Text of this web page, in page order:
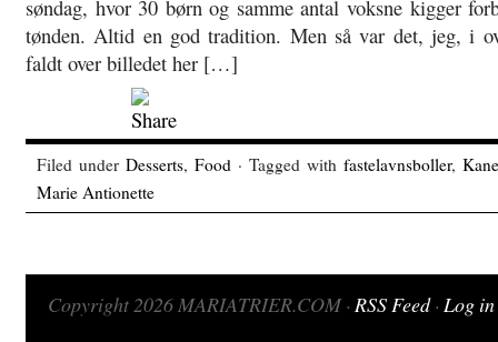
søndag, hvor 30 børn og samme antal voksne kigger
tønden. Altid en god tradition. Men så var det, jeg, i
faldt over billedet her […]
Filed under Desserts, Food · Tagged with fastelavnsboller,
Marie Antionette
Copyright 2026 MARIATRIER.COM · RSS Feed· Log in